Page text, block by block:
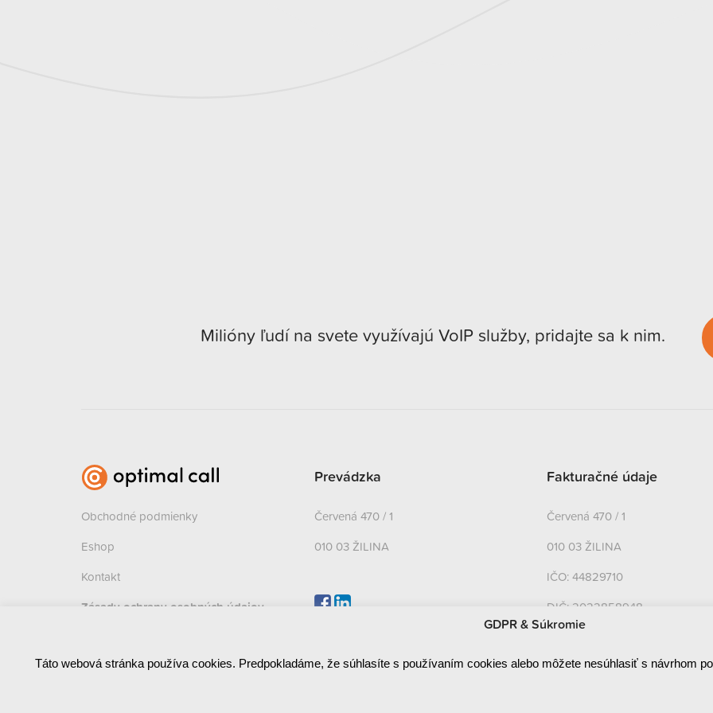
Milióny ľudí na svete využívajú VoIP služby, pridajte sa k nim.
Obchodné podmienky
Eshop
Kontakt
Zásady ochrany osobných údajov
Prevádzka
Červená 470 / 1
010 03 ŽILINA
Fakturačné údaje
Červená 470 / 1
010 03 ŽILINA
IČO: 44829710
DIČ: 2022858948
GDPR & Súkromie
Táto webová stránka používa cookies. Predpokladáme, že súhlasíte s používaním cookies alebo môžete nesúhlasiť s návrhom